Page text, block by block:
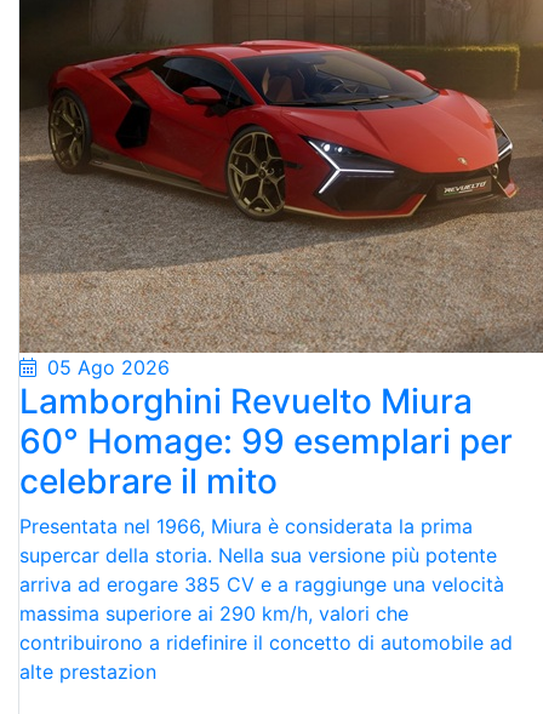
05 Ago 2026
Lamborghini Revuelto Miura
60° Homage: 99 esemplari per
celebrare il mito
Presentata nel 1966, Miura è considerata la prima
supercar della storia. Nella sua versione più potente
arriva ad erogare 385 CV e a raggiunge una velocità
massima superiore ai 290 km/h, valori che
contribuirono a ridefinire il concetto di automobile ad
alte prestazion